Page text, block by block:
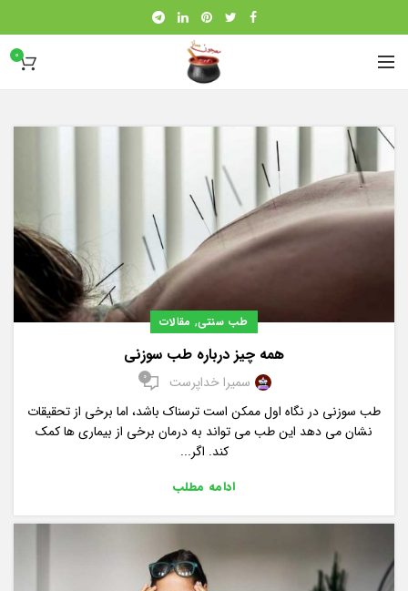
0
طب سنتی, مقالات
همه چیز درباره طب سوزنی
سمیرا خداپرست 0
طب سوزنی در نگاه اول ممکن است ترسناک باشد، اما برخی از تحقیقات
نشان می دهد این طب می تواند به درمان برخی از بیماری ها کمک
کند. اگر...
ادامه مطلب